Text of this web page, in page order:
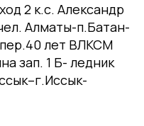
2 к.с. Александр
Алматы-п.Батан-
лет ВЛКСМ
зап. 1 Б- ледник